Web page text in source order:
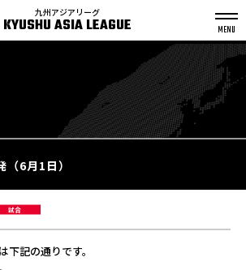
九州アジアリーグ
KYUSHU ASIA LEAGUE
6月1日）
試合
下記の通りです。